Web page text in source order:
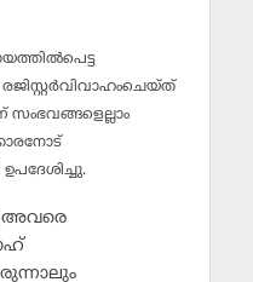
രജിസ്റ്റര്‍വിവാഹംചെയ്ത്
അവരെ